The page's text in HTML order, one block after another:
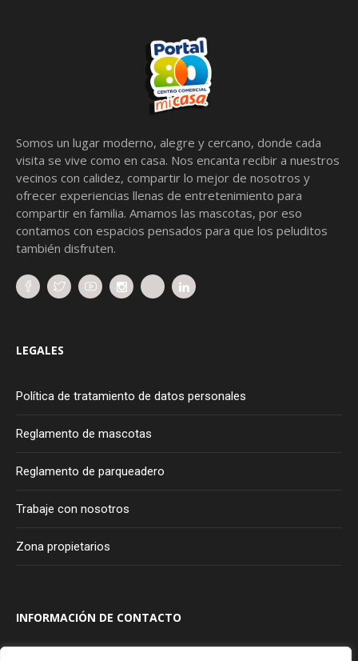
Somos un lugar moderno, alegre y cercano, donde cada
visita se vive como en casa. Nos encanta recibir a nuestros
vecinos con calidez, compartir lo mejor de nosotros y
ofrecer experiencias llenas de entretenimiento para
compartir en familia. Amamos las mascotas, por eso
contamos con espacios pensados para que los peluditos
también disfruten.
LEGALES
Política de tratamiento de datos personales
Reglamento de mascotas
Reglamento de parqueadero
Trabaje con nosotros
Zona propietarios
INFORMACIÓN DE CONTACTO